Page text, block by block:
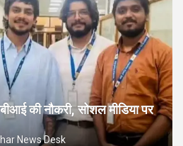
की नौकरी, सोशल मीडिया पर
News Desk